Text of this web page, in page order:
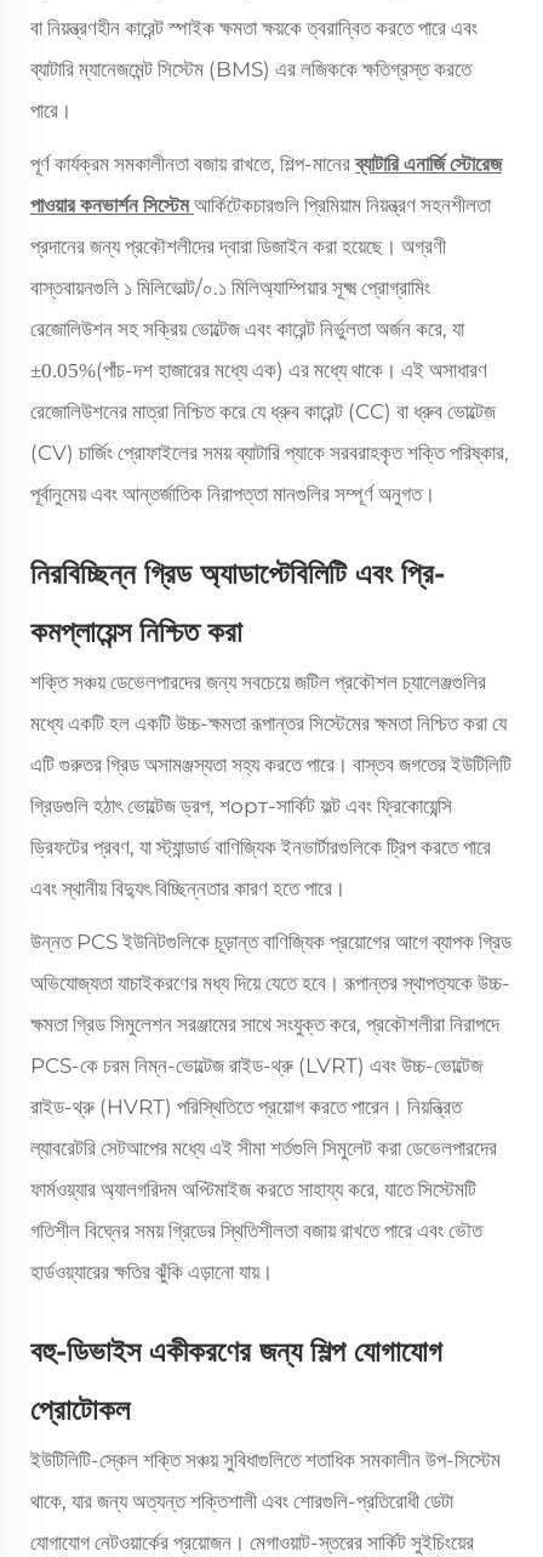
বা নিয়ন্ত্রণহীন কারেন্ট স্পাইক ক্ষমতা ক্ষয়কে ত্বরান্বিত করতে পারে এবং
ব্যাটারি ম্যানেজমেন্ট সিস্টেম (BMS) এর লজিককে ক্ষতিগ্রস্ত করতে
পারে।
পূর্ণ কার্যক্রম সমকালীনতা বজায় রাখতে, শিল্প-মানেরব্যাটারি এনার্জি স্টোরেজ
পাওয়ার কনভার্শন সিস্টেমআর্কিটেকচারগুলি প্রিমিয়াম নিয়ন্ত্রণ সহনশীলতা
প্রদানের জন্য প্রকৌশলীদের দ্বারা ডিজাইন করা হয়েছে। অগ্রণী
বাস্তবায়নগুলি ১ মিলিভোল্ট/০.১ মিলিঅ্যাম্পিয়ার সূক্ষ্ম প্রোগ্রামিং
রেজোলিউশন সহ সক্রিয় ভোল্টেজ এবং কারেন্ট নির্ভুলতা অর্জন করে, যা
±0.05%(পাঁচ-দশ হাজারের মধ্যে এক) এর মধ্যে থাকে। এই অসাধারণ
রেজোলিউশনের মাত্রা নিশ্চিত করে যে ধ্রুব কারেন্ট (CC) বা ধ্রুব ভোল্টেজ
(CV) চার্জিং প্রোফাইলের সময় ব্যাটারি প্যাকে সরবরাহকৃত শক্তি পরিষ্কার,
পূর্বানুমেয় এবং আন্তর্জাতিক নিরাপত্তা মানগুলির সম্পূর্ণ অনুগত।
নিরবিচ্ছিন্ন গ্রিড অ্যাডাপ্টেবিলিটি এবং প্রি-
কমপ্লায়েন্স নিশ্চিত করা
শক্তি সঞ্চয় ডেভেলপারদের জন্য সবচেয়ে জটিল প্রকৌশল চ্যালেঞ্জগুলির
মধ্যে একটি হল একটি উচ্চ-ক্ষমতা রূপান্তর সিস্টেমের ক্ষমতা নিশ্চিত করা যে
এটি গুরুতর গ্রিড অসামঞ্জস্যতা সহ্য করতে পারে। বাস্তব জগতের ইউটিলিটি
গ্রিডগুলি হঠাৎ ভোল্টেজ ড্রপ, শорт-সার্কিট ফল্ট এবং ফ্রিকোয়েন্সি
ড্রিফটের প্রবণ, যা স্ট্যান্ডার্ড বাণিজ্যিক ইনভার্টারগুলিকে ট্রিপ করতে পারে
এবং স্থানীয় বিদ্যুৎ বিচ্ছিন্নতার কারণ হতে পারে।
উন্নত PCS ইউনিটগুলিকে চূড়ান্ত বাণিজ্যিক প্রয়োগের আগে ব্যাপক গ্রিড
অভিযোজ্যতা যাচাইকরণের মধ্য দিয়ে যেতে হবে। রূপান্তর স্থাপত্যকে উচ্চ-
ক্ষমতা গ্রিড সিমুলেশন সরঞ্জামের সাথে সংযুক্ত করে, প্রকৌশলীরা নিরাপদে
PCS-কে চরম নিম্ন-ভোল্টেজ রাইড-থ্রু (LVRT) এবং উচ্চ-ভোল্টেজ
রাইড-থ্রু (HVRT) পরিস্থিতিতে প্রয়োগ করতে পারেন। নিয়ন্ত্রিত
ল্যাবরেটরি সেটআপের মধ্যে এই সীমা শর্তগুলি সিমুলেট করা ডেভেলপারদের
ফার্মওয়্যার অ্যালগরিদম অপ্টিমাইজ করতে সাহায্য করে, যাতে সিস্টেমটি
গতিশীল বিঘ্নের সময় গ্রিডের স্থিতিশীলতা বজায় রাখতে পারে এবং ভৌত
হার্ডওয়্যারের ক্ষতির ঝুঁকি এড়ানো যায়।
বহু-ডিভাইস একীকরণের জন্য শিল্প যোগাযোগ
প্রোটোকল
ইউটিলিটি-স্কেল শক্তি সঞ্চয় সুবিধাগুলিতে শতাধিক সমকালীন উপ-সিস্টেম
থাকে, যার জন্য অত্যন্ত শক্তিশালী এবং শোরগুলি-প্রতিরোধী ডেটা
যোগাযোগ নেটওয়ার্কের প্রয়োজন। মেগাওয়াট-স্তরের সার্কিট সুইচিংয়ের